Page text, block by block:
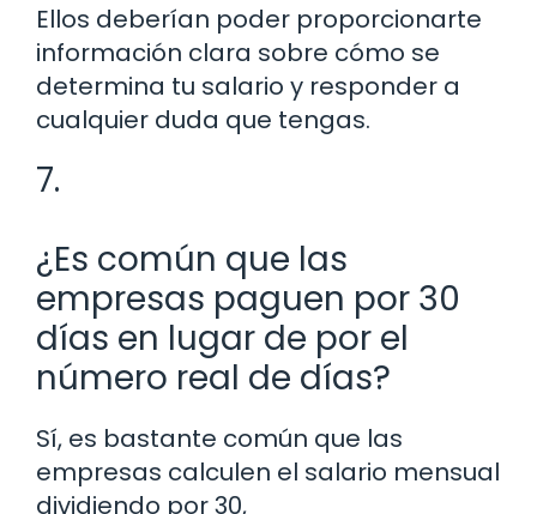
Ellos deberían poder proporcionarte
información clara sobre cómo se
determina tu salario y responder a
cualquier duda que tengas.
7.
¿Es común que las
empresas paguen por 30
días en lugar de por el
número real de días?
Sí, es bastante común que las
empresas calculen el salario mensual
dividiendo por 30,